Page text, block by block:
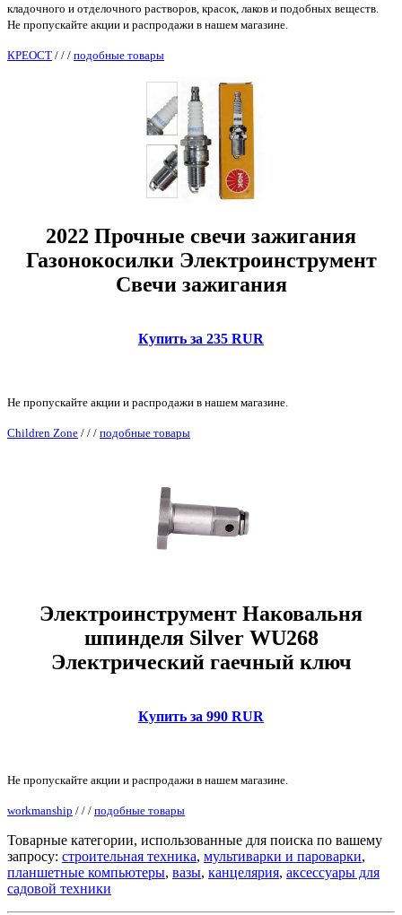
кладочного и отделочного растворов, красок, лаков и подобных веществ.
Не пропускайте акции и распродажи в нашем магазине.
КРЕОСТ / / / подобные товары
2022 Прочные свечи зажигания
Газонокосилки Электроинструмент
Свечи зажигания
Купить за 235 RUR
Не пропускайте акции и распродажи в нашем магазине.
Children Zone / / / подобные товары
Электроинструмент Наковальня
шпинделя Silver WU268
Электрический гаечный ключ
Купить за 990 RUR
Не пропускайте акции и распродажи в нашем магазине.
workmanship / / / подобные товары
Товарные категории, использованные для поиска по вашему
запросу: строительная техника, мультиварки и пароварки,
планшетные компьютеры, вазы, канцелярия, аксессуары для
садовой техники